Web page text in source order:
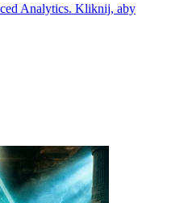
Analytics. Kliknij, aby